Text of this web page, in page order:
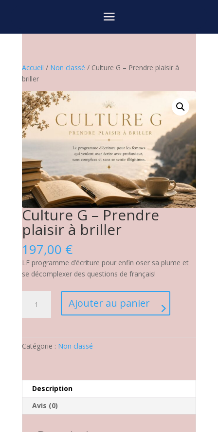
Accueil / Non classé / Culture G – Prendre plaisir à
briller
Culture G – Prendre
plaisir à briller
197,00 €
LE programme d’écriture pour enfin oser sa plume et
se décomplexer des questions de français!
Culture
Prendre
briller
Ajouter au panier
Catégorie : Non classé
Description
Avis (0)